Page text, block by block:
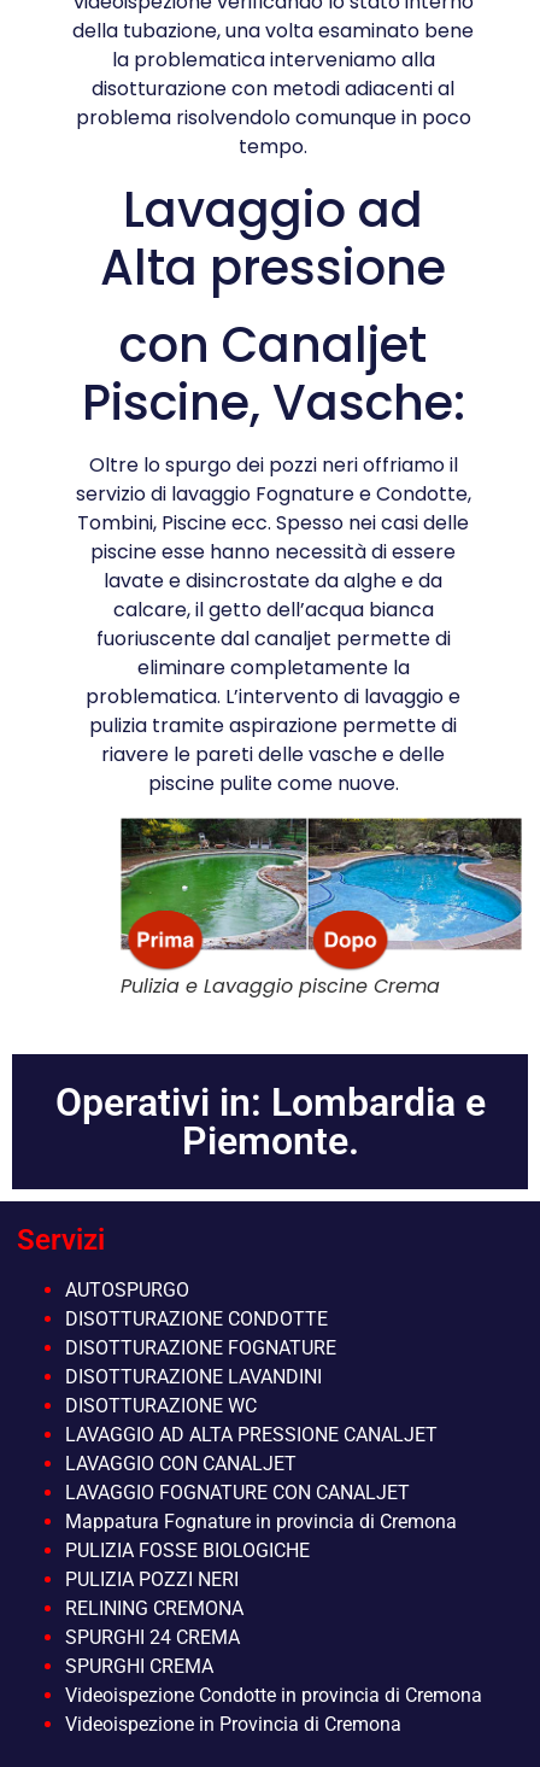
della tubazione, una volta esaminato bene
la problematica interveniamo alla
disotturazione con metodi adiacenti al
problema risolvendolo comunque in poco
tempo.
Lavaggio ad
Alta pressione
con Canaljet
Piscine, Vasche:
Oltre lo spurgo dei pozzi neri offriamo il
servizio di lavaggio Fognature e Condotte,
Tombini, Piscine ecc. Spesso nei casi delle
piscine esse hanno necessità di essere
lavate e disincrostate da alghe e da
calcare, il getto dell’acqua bianca
fuoriuscente dal canaljet permette di
eliminare completamente la
problematica. L’intervento di lavaggio e
pulizia tramite aspirazione permette di
riavere le pareti delle vasche e delle
piscine pulite come nuove.
Pulizia e Lavaggio piscine Crema
Operativi in: Lombardia e
Piemonte.
Servizi
AUTOSPURGO
DISOTTURAZIONE CONDOTTE
DISOTTURAZIONE FOGNATURE
DISOTTURAZIONE LAVANDINI
DISOTTURAZIONE WC
LAVAGGIO AD ALTA PRESSIONE CANALJET
LAVAGGIO CON CANALJET
LAVAGGIO FOGNATURE CON CANALJET
Mappatura Fognature in provincia di Cremona
PULIZIA FOSSE BIOLOGICHE
PULIZIA POZZI NERI
RELINING CREMONA
SPURGHI 24 CREMA
SPURGHI CREMA
Videoispezione Condotte in provincia di Cremona
Videoispezione in Provincia di Cremona